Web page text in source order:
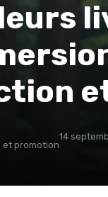
et promotion
14